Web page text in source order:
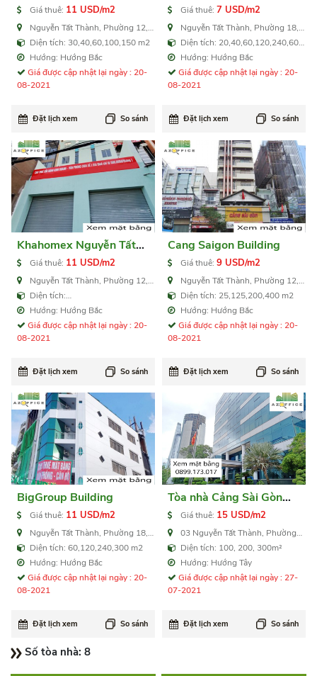
Giá thuê: 11 USD/m2
Nguyễn Tất Thành, Phường 12,
Quận 4Diện tích: 30,40,60,100,150 m2
Hướng: Hướng Bắc
Giá được cập nhật lại ngày : 20-
08-2021
Đặt lịch xem So sánh
Building
Giá thuê:7 USD/m2
Nguyễn Tất Thành, Phường 18,
Quận 4Diện tích: 20,40,60,120,240,600
m2 Hướng: Hướng Bắc
Giá được cập nhật lại ngày : 20-
08-2021
Đặt lịch xem So sánh
Khahomex Nguyễn Tất
Thành
Giá thuê: 11 USD/m2
Nguyễn Tất Thành, Phường 12,
Quận 4Diện tích:
103,164,184,347,510,614 m2
Hướng: Hướng Bắc
Giá được cập nhật lại ngày : 20-
08-2021
Đặt lịch xem So sánh
Cang Saigon Building
Giá thuê:9 USD/m2
Nguyễn Tất Thành, Phường 12,
Quận 4Diện tích: 25,125,200,400 m2
Hướng: Hướng Bắc
Giá được cập nhật lại ngày : 20-
08-2021
Đặt lịch xem So sánh
BigGroup Building
Giá thuê: 11 USD/m2
Nguyễn Tất Thành, Phường 18,
Quận 4Diện tích: 60,120,240,300 m2
Hướng: Hướng Bắc
Giá được cập nhật lại ngày : 20-
08-2021
Đặt lịch xem So sánh
Tòa nhà Cảng Sài Gòn
Building cho thuê văn
phòng quận 4
Giá thuê: 15 USD/m2
03 Nguyễn Tất Thành, Phường
12, Quận 4
Diện tích: 100, 200, 300m²
Hướng: Hướng Tây
Giá được cập nhật lại ngày : 27-
07-2021
Đặt lịch xem So sánh
Số tòa nhà: 8